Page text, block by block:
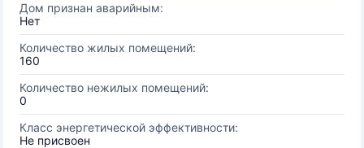
Дом признан аварийным:
Нет
Количество жилых помещений:
160
Количество нежилых помещений:
0
Класс энергетической эффективности:
Не присвоен